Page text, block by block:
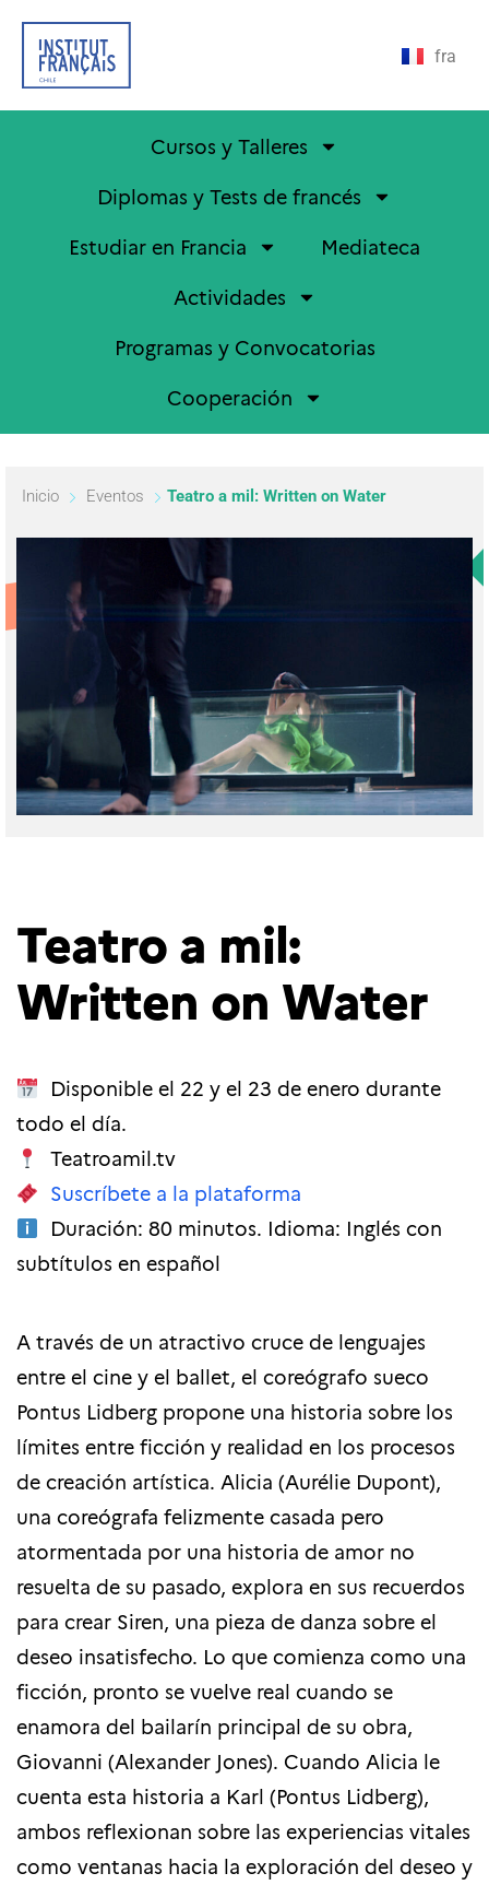
fra
Cursos y Talleres
Diplomas y Tests de francés
Estudiar en Francia
Mediateca
Actividades
Programas y Convocatorias
Cooperación
Inicio Eventos Teatro a mil: Written on Water
Teatro a mil:
Written on Water
Disponible el 22 y el 23 de enero durante
todo el día.
Teatroamil.tv
Suscríbete a la plataforma
Duración: 80 minutos. Idioma: Inglés con
subtítulos en español
A través de un atractivo cruce de lenguajes
entre el cine y el ballet, el coreógrafo sueco
Pontus Lidberg propone una historia sobre los
límites entre ficción y realidad en los procesos
de creación artística. Alicia (Aurélie Dupont),
una coreógrafa felizmente casada pero
atormentada por una historia de amor no
resuelta de su pasado, explora en sus recuerdos
para crear Siren, una pieza de danza sobre el
deseo insatisfecho. Lo que comienza como una
ficción, pronto se vuelve real cuando se
enamora del bailarín principal de su obra,
Giovanni (Alexander Jones). Cuando Alicia le
cuenta esta historia a Karl (Pontus Lidberg),
ambos reflexionan sobre las experiencias vitales
como ventanas hacia la exploración del deseo y